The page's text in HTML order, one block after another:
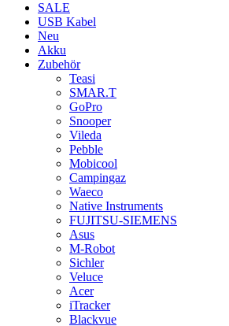
SALE
USB Kabel
Neu
Akku
Zubehör
Teasi
SMAR.T
GoPro
Snooper
Vileda
Pebble
Mobicool
Campingaz
Waeco
Native Instruments
FUJITSU-SIEMENS
Asus
M-Robot
Sichler
Veluce
Acer
iTracker
Blackvue